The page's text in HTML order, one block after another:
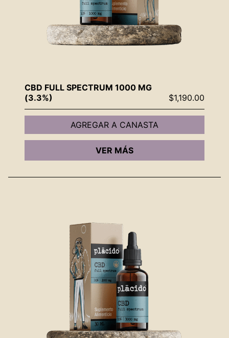
CBD FULL SPECTRUM 1000 MG
(3.3%)
$1,190.00
AGREGAR A CANASTA
VER MÁS